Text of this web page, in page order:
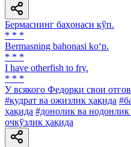
Бермаснинг баҳонаси кўп.
* * *
Bermasning bahonasi ko‘p.
* * *
I have otherfish to fry.
* * *
У всякого Федорки свои
#қудрат ва ожизлик ҳақида
ҳақида #донолик ва нодонлик
очкўзлик ҳақида